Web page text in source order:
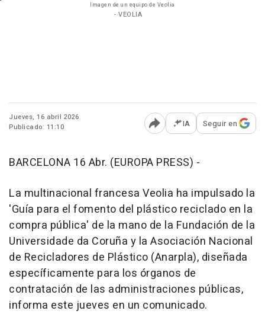
Imagen de un equipo de Veolia
- VEOLIA
Jueves, 16 abril 2026
Publicado: 11:10
Abrir opciones para
IA Seguir en
BARCELONA 16 Abr. (EUROPA PRESS) -
La multinacional francesa Veolia ha impulsado la
'Guía para el fomento del plástico reciclado en la
compra pública' de la mano de la Fundación de la
Universidade da Coruña y la Asociación Nacional
de Recicladores de Plástico (Anarpla), diseñada
específicamente para los órganos de
contratación de las administraciones públicas,
informa este jueves en un comunicado.